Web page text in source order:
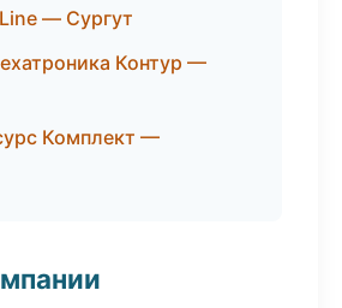
— Сургут
Контур —
Комплект —